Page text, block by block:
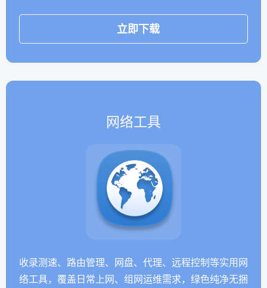
立即下载
网络工具
收录测速、路由管理、网盘、代理、远程控制等实用网
络工具，覆盖日常上网、组网运维需求，绿色纯净无捆